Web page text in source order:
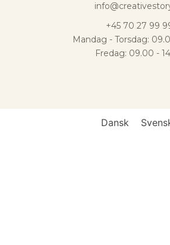
+45 70 27 99
Mandag - Torsdag:
Fredag: 09.00 -
Dansk